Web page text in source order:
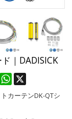
｜DADISICK
MastodonWhatsApp
カーテンDK-QTシ